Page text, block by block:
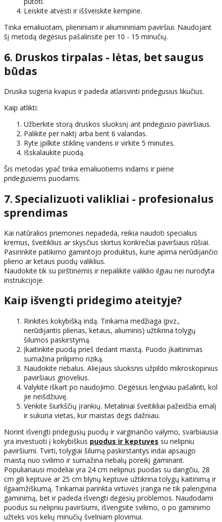
Leiskite atvėsti ir iššveiskite kempine.
Tinka emaliuotam, plieniniam ir aliumininiam paviršiui. Naudojant
šį metodą degėsius pašalinsite per 10 - 15 minučių.
6. Druskos tirpalas - lėtas, bet saugus
būdas
Druska sugeria kvapus ir padeda atlaisvinti pridegusius likučius.
Kaip atlikti:
Užberkite storą druskos sluoksnį ant pridegusio paviršiaus.
Palikite per naktį arba bent 6 valandas.
Ryte įpilkite stiklinę vandens ir virkite 5 minutes.
Išskalaukite puodą.
Šis metodas ypač tinka emaliuotiems indams ir piene
pridegusiems puodams.
7. Specializuoti valikliai - profesionalus
sprendimas
Kai natūralios priemonės nepadeda, reikia naudoti specialius
kremus, šveitiklius ar skysčius skirtus konkrečiai paviršiaus rūšiai.
Pasirinkite patikimo gamintojo produktus, kurie apima nerūdijančio
plieno ar ketaus puodų valiklius.
Naudokite tik su pirštinėmis ir nepalikite valiklio ilgiau nei nurodyta
instrukcijoje.
Kaip išvengti pridegimo ateityje?
Rinkitės kokybišką indą. Tinkama medžiaga (pvz.,
nerūdijantis plienas, ketaus, aliuminis) užtikrina tolygų
šilumos paskirstymą.
Įkaitinkite puodą prieš dedant maistą. Puodo įkaitinimas
sumažina prilipimo riziką.
Naudokite riebalus. Aliejaus sluoksnis užpildo mikroskopinius
paviršiaus griovelius.
Valykite iškart po naudojimo. Degėsius lengviau pašalinti, kol
jie neišdžiuvę.
Venkite šiurkščių įrankių. Metaliniai šveitikliai pažeidžia emalį
ir sukuria vietas, kur maistas degs dažniau.
Norint išvengti pridegusių puodų ir varginančio valymo, svarbiausia
yra investuoti į kokybiškus puodus ir keptuves su nelipniu
paviršiumi. Tvirti, tolygiai šilumą paskirstantys indai apsaugo
maistą nuo svilimo ir sumažina riebalų poreikį gaminant.
Populiariausi modeliai yra 24 cm nelipnus puodas su dangčiu, 28
cm gili keptuvė ar 25 cm blynų keptuvė užtikrina tolygų kaitinimą ir
ilgaamžiškumą. Tinkamai parinkta virtuvės įranga ne tik palengvina
gaminimą, bet ir padeda išvengti degėsių problemos. Naudodami
puodus su nelipniu paviršiumi, išvengsite svilimo, o po gaminimo
užteks vos kelių minučių švelniam plovimui.